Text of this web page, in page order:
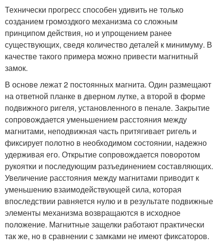
Технически прогресс способен удивить не только
созданием громоздкого механизма со сложным
принципом действия, но и упрощением ранее
существующих, сведя количество деталей к минимуму. В
качестве такого примера можно привести магнитный
замок.
В основе лежат 2 постоянных магнита. Один размещают
на ответной планке в дверном лутке, а второй в форме
подвижного ригеля, установленного в пенале. Закрытие
сопровождается уменьшением расстояния между
магнитами, неподвижная часть притягивает ригель и
фиксирует полотно в необходимом состоянии, надежно
удерживая его. Открытие сопровождается поворотом
рукоятки и последующим разъединением составляющих.
Увеличение расстояния между магнитами приводит к
уменьшению взаимодействующей сила, которая
впоследствии равняется нулю и в результате подвижные
элементы механизма возвращаются в исходное
положение. Магнитные защелки работают практически
так же, но в сравнении с замками не имеют фиксаторов.